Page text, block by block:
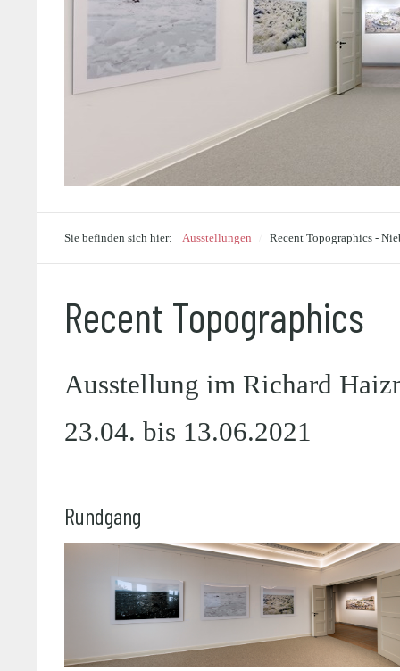
Sie befinden sich hier: Ausstellungen Recent Topographics -
Recent Topographics
Ausstellung im Richard
23.04. bis 13.06.2021
Rundgang